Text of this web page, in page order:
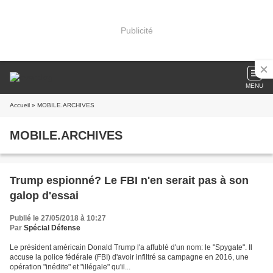
Publicité
MENU
Accueil » MOBILE.ARCHIVES
MOBILE.ARCHIVES
Trump espionné? Le FBI n'en serait pas à son
galop d'essai
Publié le 27/05/2018 à 10:27
Par Spécial Défense
Le président américain Donald Trump l'a affublé d'un nom: le "Spygate". Il
accuse la police fédérale (FBI) d'avoir infiltré sa campagne en 2016, une
opération "inédite" et "illégale" qu'il...